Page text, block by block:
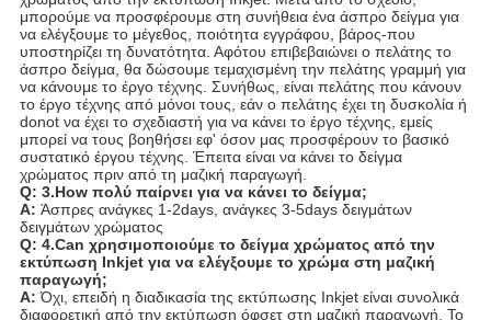
μπορούμε να προσφέρουμε στη συνήθεια ένα άσπρο δείγμα για
να ελέγξουμε το μέγεθος, ποιότητα εγγράφου, βάρος-που
υποστηρίζει τη δυνατότητα. Αφότου επιβεβαιώνει ο πελάτης το
άσπρο δείγμα, θα δώσουμε τεμαχισμένη την πελάτης γραμμή για
να κάνουμε το έργο τέχνης. Συνήθως, είναι πελάτης που κάνουν
το έργο τέχνης από μόνοι τους, εάν ο πελάτης έχει τη δυσκολία ή
donot να έχει το σχεδιαστή για να κάνει το έργο τέχνης, εμείς
μπορεί να τους βοηθήσει εφ' όσον μας προσφέρουν το βασικό
συστατικό έργου τέχνης. Έπειτα είναι να κάνει το δείγμα
χρώματος πριν από τη μαζική παραγωγή.
Q: 3.How πολύ παίρνει για να κάνει το δείγμα;
Α: Άσπρες ανάγκες 1-2days, ανάγκες 3-5days δειγμάτων
δειγμάτων χρώματος
Q: 4.Can χρησιμοποιούμε το δείγμα χρώματος από την
εκτύπωση Inkjet για να ελέγξουμε το χρώμα στη μαζική
παραγωγή;
Α: Όχι, επειδή η διαδικασία της εκτύπωσης Inkjet είναι συνολικά
διαφορετική από την εκτύπωση όφσετ στη μαζική παραγωγή. Το